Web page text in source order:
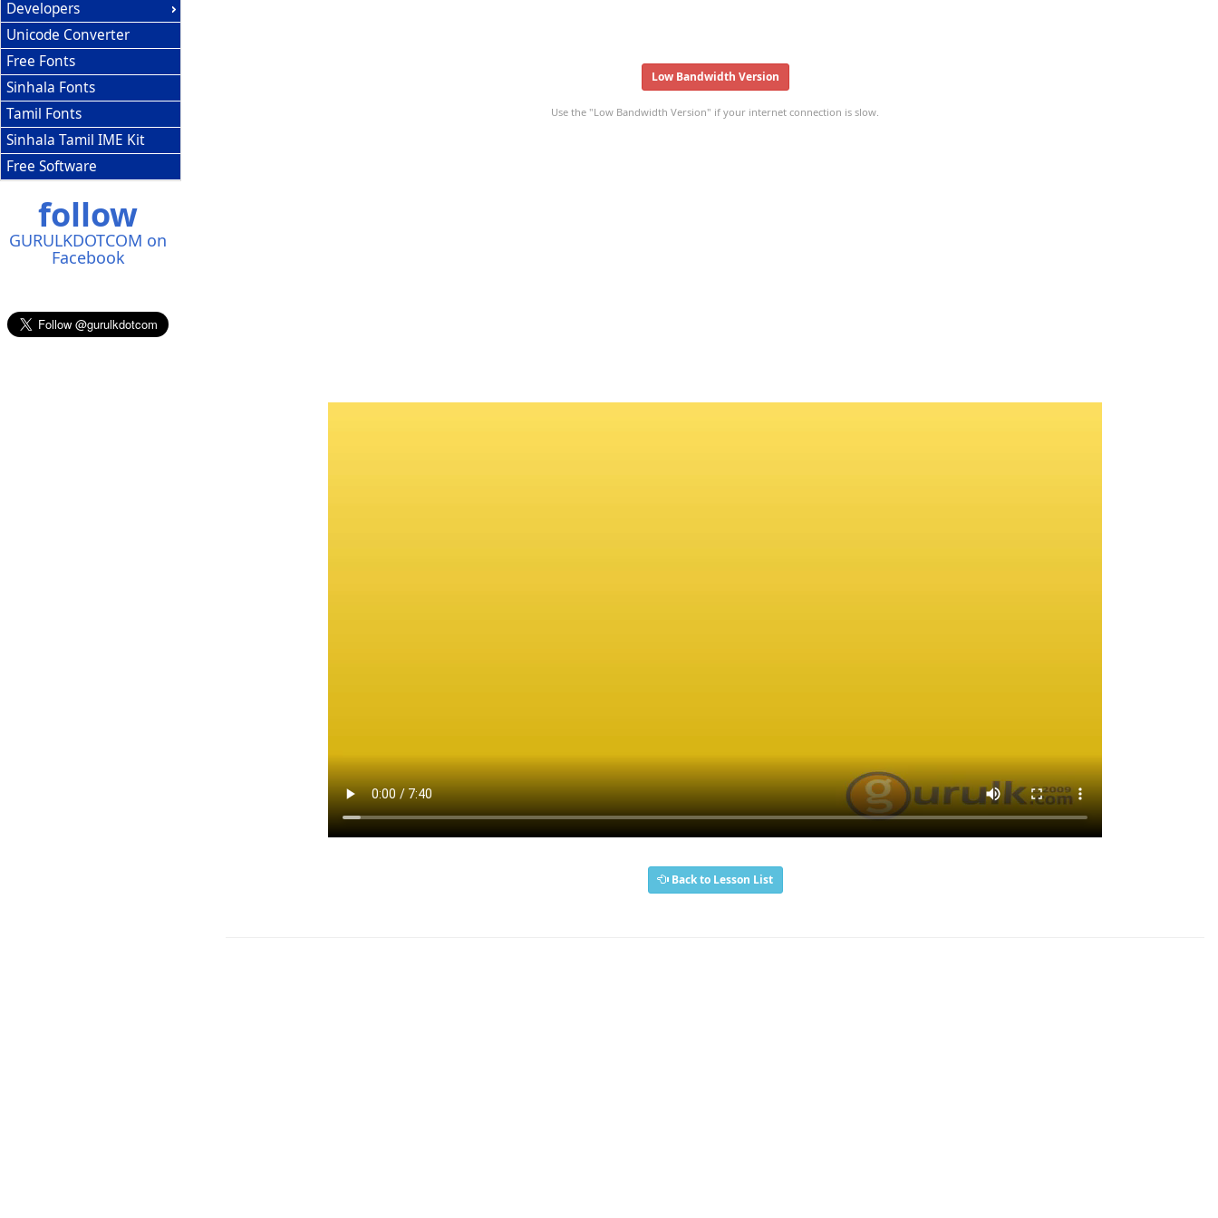
Low Bandwidth Version
Use the "Low Bandwidth Version" if your internet connection is slow.
Back to Lesson List
Developers
Unicode Converter
Free Fonts
Sinhala Fonts
Tamil Fonts
Sinhala Tamil IME Kit
Free Software
follow
GURULKDOTCOM on
Facebook